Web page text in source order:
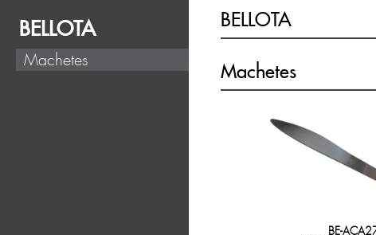
BELLOTA
Machetes
BELLOTA
Machetes
BE-